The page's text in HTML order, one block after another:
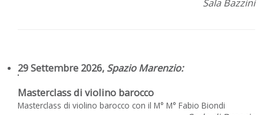
Sala Bazzini
29 Settembre 2026, Spazio Marenzio:
Masterclass di violino barocco
Masterclass di violino barocco con il M° M° Fabio Biondi